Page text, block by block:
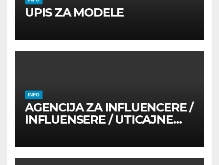
UPIS ZA MODELE
INFO
AGENCIJA ZA INFLUENCERE /
INFLUENSERE / UTICAJNE